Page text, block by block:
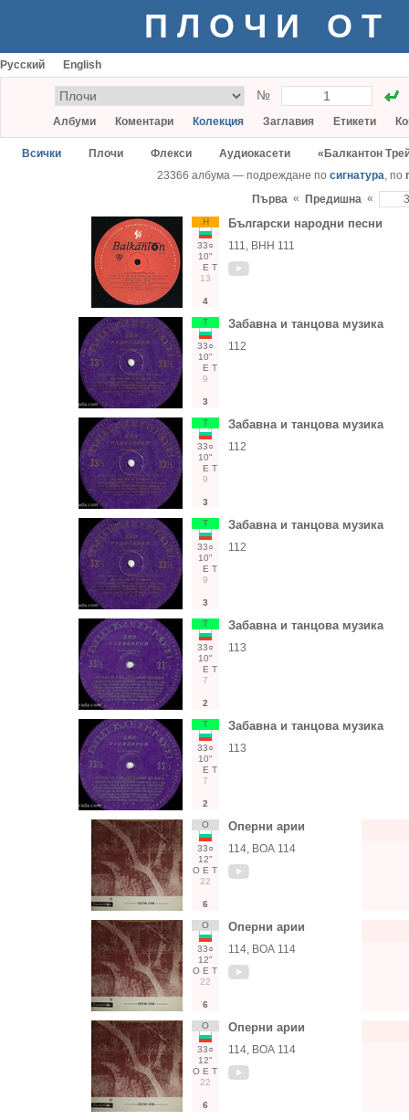
ПЛОЧИ ОТ
Русский English
№
Албуми Коментари Колекция Заглавия Етикети
Всички Плочи Флекси Аудиокасети
«Балкантон
23366 албума — подреждане по сигнатура, по
Първа « Предишна «
Н
33○
10"
Е Т
13
4
Български народни песни
111, ВНН 111
Т
33○
10"
Е Т
9
3
Забавна и танцова музика
112
Т
33○
10"
Е Т
9
3
Забавна и танцова музика
112
Т
33○
10"
Е Т
9
3
Забавна и танцова музика
112
Т
33○
10"
Е Т
7
2
Забавна и танцова музика
113
Т
33○
10"
Е Т
7
2
Забавна и танцова музика
113
О
33○
12"
О Е Т
22
6
Оперни арии
114, ВОА 114
О
33○
12"
О Е Т
22
6
Оперни арии
114, ВОА 114
О
33○
12"
О Е Т
22
6
Оперни арии
114, ВОА 114